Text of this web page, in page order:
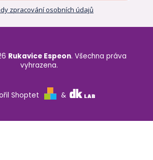
zpracování osobních údajů
Shoptet &
Rukavice Espeon. Všechna práva
vyhrazena.